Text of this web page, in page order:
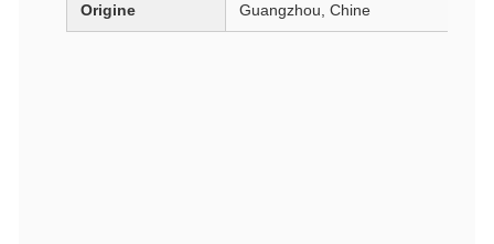
Origine Guangzhou, Chine